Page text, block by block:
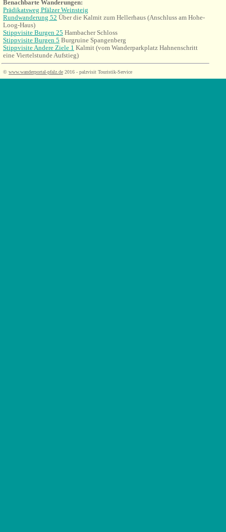
Benachbarte Wanderungen:
Prädikatsweg Pfälzer Weinsteig
Rundwanderung 52 Über die Kalmit zum Hellerhaus (Anschluss am Hohe-
Loog-Haus)
Stippvisite Burgen 25 Hambacher Schloss
Stippvisite Burgen 5 Burgruine Spangenberg
Stippvisite Andere Ziele 1 Kalmit (vom Wanderparkplatz Hahnenschritt
eine Viertelstunde Aufstieg)
© www.wanderportal-pfalz.de 2016 - palzvisit Touristik-Service